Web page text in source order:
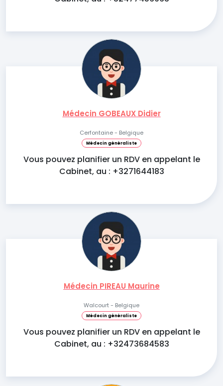
Médecin GOBEAUX Didier
Cerfontaine - Belgique
Médecin généraliste
Vous pouvez planifier un RDV en appelant le
Cabinet, au : +3271644183
Médecin PIREAU Maurine
Walcourt - Belgique
Médecin généraliste
Vous pouvez planifier un RDV en appelant le
Cabinet, au : +32473684583